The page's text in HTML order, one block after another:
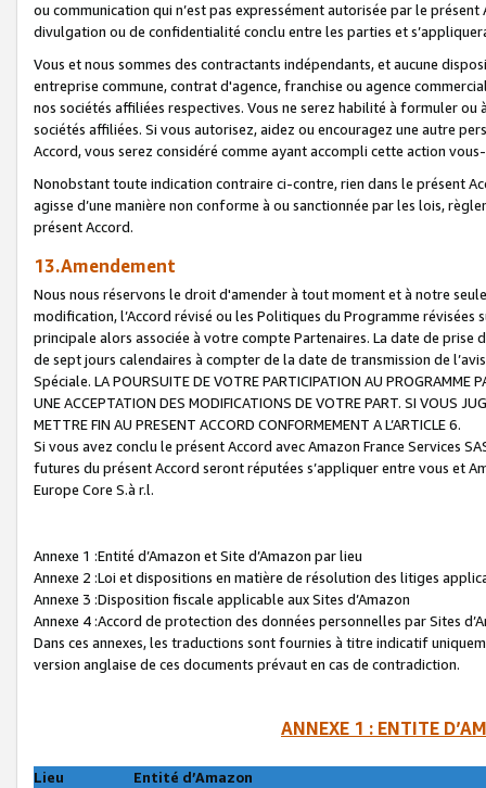
ou communication qui n’est pas expressément autorisée par le
divulgation ou de confidentialité conclu entre les parties et
Vous et nous sommes des contractants indépendants, et aucune
entreprise commune, contrat d'agence, franchise ou agence
nos sociétés affiliées respectives. Vous ne serez habilité à formuler
sociétés affiliées. Si vous autorisez, aidez ou encouragez une autre
Accord, vous serez considéré comme ayant accompli cette action
Nonobstant toute indication contraire ci-contre, rien dans le présent
agisse d’une manière non conforme à ou sanctionnée par les lois,
présent Accord.
13.Amendement
Nous nous réservons le droit d'amender à tout moment et à notre
modification, l’Accord révisé ou les Politiques du Programme
principale alors associée à votre compte Partenaires. La date de
de sept jours calendaires à compter de la date de transmission de
Spéciale. LA POURSUITE DE VOTRE PARTICIPATION AU PROGRAMME
UNE ACCEPTATION DES MODIFICATIONS DE VOTRE PART. SI VOUS
METTRE FIN AU PRESENT ACCORD CONFORMEMENT A L’ARTICLE 6.
Si vous avez conclu le présent Accord avec Amazon France Services
futures du présent Accord seront réputées s’appliquer entre vous et
Europe Core S.à r.l.
Annexe 1 :Entité d’Amazon et Site d’Amazon par lieu
Annexe 2 :Loi et dispositions en matière de résolution des litiges
Annexe 3 :Disposition fiscale applicable aux Sites d’Amazon
Annexe 4 :Accord de protection des données personnelles par Sites
Dans ces annexes, les traductions sont fournies à titre indicatif
version anglaise de ces documents prévaut en cas de contradiction.
ANNEXE 1 : ENTITE
Lieu
Entité d’Amazon